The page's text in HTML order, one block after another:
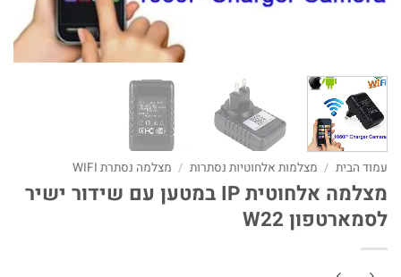
עמוד הבית / מצלמות אלחוטיות נסתרות / מצלמה נסתרת WIFI
מצלמה אלחוטית IP במטען עם שידור ישיר
לסמארטפון W22